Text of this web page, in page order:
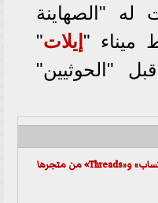
"الصهاينة
ميناء " إيلات"
"الحوثيين"
أسباب حذف تطبيقى واتساب» و«Threads» من متجرها